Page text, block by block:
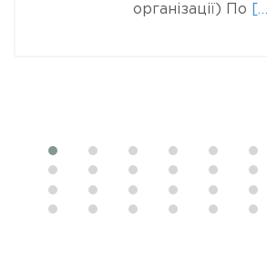
організації) По